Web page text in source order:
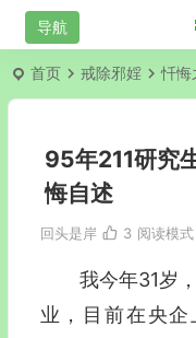
首页 戒除邪婬 忏悔
95年211研究
悔自述
回头是岸 3 阅读模式
我今年31岁
业，目前在央